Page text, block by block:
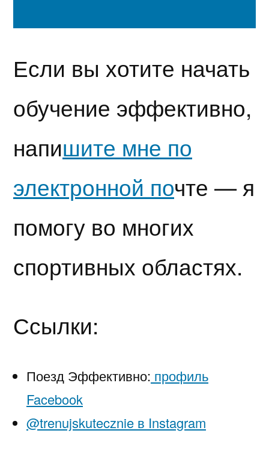
Если вы хотите начать
обучение эффективно,
напишите мне по
электронной почте — я
помогу во многих
спортивных областях.
Ссылки:
Поезд Эффективно: профиль
Facebook
@trenujskutecznie в Instagram